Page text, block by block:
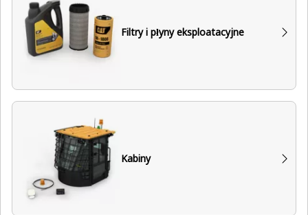
Filtry i płyny eksploatacyjne
Kabiny